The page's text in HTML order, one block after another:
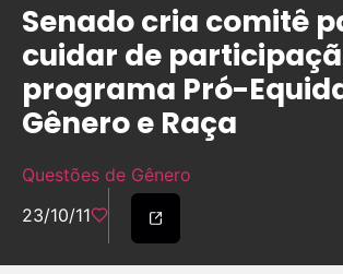
Senado cria comitê
cuidar de
programa Pró-
Gênero e Raça
Questões de Gênero
23/10/11